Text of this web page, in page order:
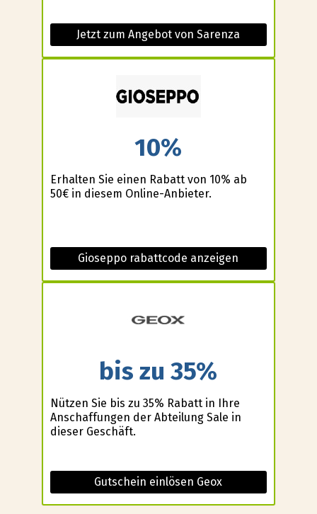
Jetzt zum Angebot von Sarenza
10%
Erhalten Sie einen Rabatt von 10% ab
50€ in diesem Online-Anbieter.
Gioseppo rabattcode anzeigen
bis zu 35%
Nützen Sie bis zu 35% Rabatt in Ihre
Anschaffungen der Abteilung Sale in
dieser Geschäft.
Gutschein einlösen Geox